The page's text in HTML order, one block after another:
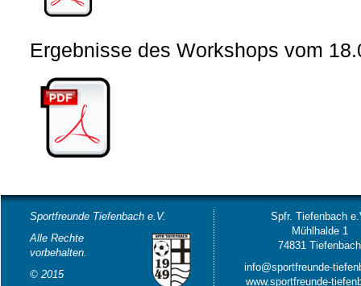
Ergebnisse des Workshops vom
Sportfreunde Tiefenbach e.V.
Alle Rechte
vorbehalten.
© 2015
Spfr. Tiefenbach
Mühlhalde 1
74831 Tiefenbach
info@sportfreunde-
www.sportfreunde-